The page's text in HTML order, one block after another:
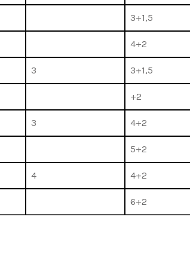
3+1,5
4+2
3 3+1,5
+2
3 4+2
5+2
4 4+2
6+2